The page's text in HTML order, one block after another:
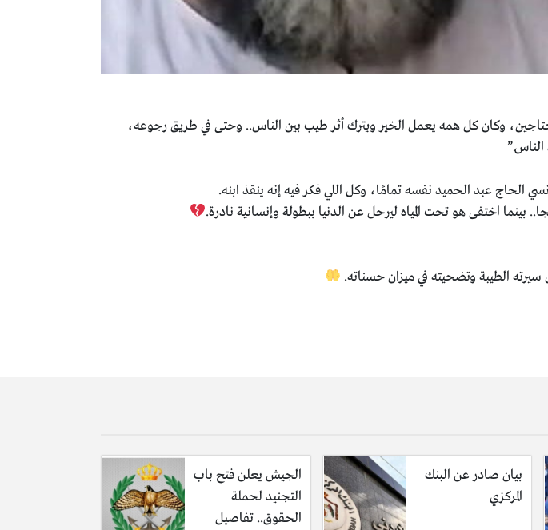
وكان كل همه يعمل الخير ويترك أثر طيب بين الناس.. وحتى في طريق رجوعه،
نسي الحاج عبد الحميد نفسه تمامًا، وكل اللي فكر فيه إنه ينقذ ابنه.
بينما اختفى هو تحت المياه ليرحل عن الدنيا ببطولة وإنسانية نادرة.
الطيبة وتضحيته في ميزان حسناته.
بيان صادر عن البنك
المركزي
الجيش يعلن فتح باب
التجنيد لحملة
الحقوق.. تفاصيل